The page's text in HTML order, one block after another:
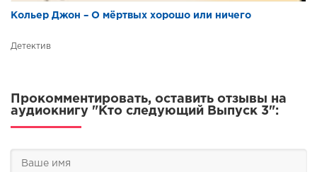
Кольер Джон – О мёртвых хорошо или ничего
Детектив
Прокомментировать, оставить отзывы на
аудиокнигу "Кто следующий Выпуск 3":